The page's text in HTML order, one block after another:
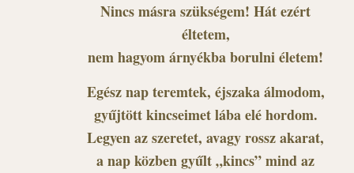
Nincs másra szükségem! Hát ezért
éltetem,
nem hagyom árnyékba borulni életem!
Egész nap teremtek, éjszaka álmodom,
gyűjtött kincseimet lába elé hordom.
Legyen az szeretet, avagy rossz akarat,
a nap közben gyűlt „kincs” mind az